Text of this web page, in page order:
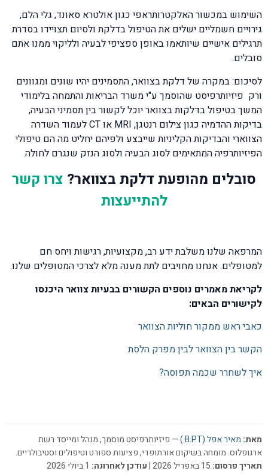
השימוש במכשור האלקטרותראפי כגון אולטרא סאונד, גלי הלם,
גירויים חשמליים ישלים את הטיפול בדלקת ולסיום תצויידו בסדרת
תרגילים אישיים שיותאמו באופן ספציפי לבעיה ולליקוי ממנו אתם
סובלים.
לסיכום: במקרה של דלקת בצוואר, התסמינים יהיו שונים ומגוונים
ורק פיזיותרפיסט שהוסמך ע"י משרד הבריאות והתמחה בלימודי
המשך בטיפול בדלקות בצוואר יוכל לקשור בין תסמיני הבעיה,
בדיקות ההדמיה כגון צילום רנטגן, MRI או CT לעמוד השדרה
הצווארי והבדיקות הקליניות שייבצע ולפיהם יחליט מה הם טיפולי
הפיזיותרפיה המתאימים לסוג הבעיה ולסוג הנזק שנגרם לחולה.
סובלים מהופעת דלקת בצוואר? צרו קשר
להתייעצות
המרפאה שלנו משלבת ידע רב, מקצועיות, רגישות ויחס חם
למטופלים. אנחנו מחויבים לתת מענה מלא לצרכי המטופלים שלנו.
לקריאת מאמרים נוספים הקשורים בבעיות צוואר היכנסו
לקישורים הבאים:
כאבי ראש ממקור חוליות הצוואר
הקשר בין הצוואר לבין מפרק הלסת
איך לשחרר שכמה תפוסה?
מאת: מאיר אפל (B.P.T.)
— פיזיותרפיסט מוסמך, מנהל ומייסד רשת
ארגופלוס. מומחה בשיקום אורתופדי, פציעות ספורט וטיפולים וסטיבולריים.
תאריך פרסום:
עודכן לאחרונה: